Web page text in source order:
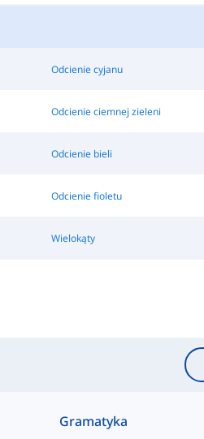
Odcienie cyjanu
Odcienie ciemnej zieleni
Odcienie bieli
Odcienie fioletu
Wielokąty
Gramatyka